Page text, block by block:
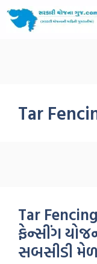
Tar
Tar
ફેન્સીંગ
સબસીડી